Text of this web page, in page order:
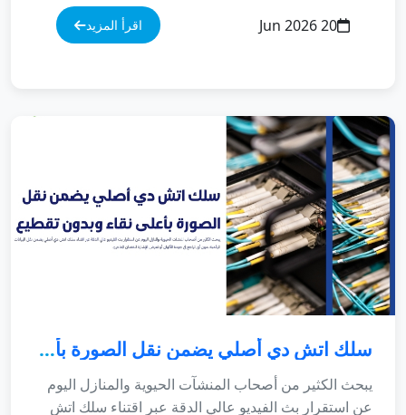
20 Jun 2026 اقرأ المزيد
سلك اتش دي أصلي يضمن نقل الصورة بأعلى نقاء وبدون تقطيع
يبحث الكثير من أصحاب المنشآت الحيوية والمنازل اليوم عن استقرار بث الفيديو عالي الدقة عبر اقتناء سلك اتش دي أصلي يضمن نقل البيانات الرقمية بدون أي تراجع في جودة الألوان أو تعرض الإشارة للفقدان المفاجئ. بناءً على ذلك، لم يعد توصيل أجهزة أرشفة المراقبة (NVR) أو شاشات العرض الرقمية يعتمد على الوصلات التقليدية الرديئة، بل صار يتطلب كابلات معزولة ومطابقة لأحدث المعايير الهندسية. علاوة على ذلك، فإن اعتمادك على خيار مدروس من فئة سلك اتش دي أصلي يضمن نقل الصورة بأعلى نقاء وبدون تقطيع يمنحك بثاً متواصلاً ومستقراً وميزة تشغيلية ممتازة لعرض لقطات الكاميرات والأجهزة بجودة عالية. من جهة أخرى، نلاحظ دائماً أن المسافات الطويلة بين أجهزة التسجيل وشاشات المراقبة الرئيسية تفرض تحديات هندسية بالغة التعقيد، حيث تتأثر الأسلاك العادية بالموجات الكهرومغناطيسية المحيطة بها وتسبب تقطيعاً مستمراً في الإشارة أو ظهور نويز (Noise) بَصَرّي مشوش. لذلك، يسعى هذا الدليل الشامل والمفصل إلى تفكيك المواصفات الفنية للكابلات الرقمية والإجابة عن كافة التساؤلات التشغيلية لمساعدتك في اتخاذ القرار الاستثماري الأصح. من واقع ممارستنا الطويلة في تأسيس البنية التحتية للأنظمة الأمنية وشبكات العرض الفاخرة، نجد أن التأسيس الصحيح للوصلات يحمي عتاد الأجهزة ويضمن معالجة ممتازة للبيانات لسنوات طويلة دون أعطال. أفضل مواصفات سلك اتش دي وكيفية اختيار الكابل الأنسب للمسافات البعيدة تتنوع الخيارات العتادية والموديلات المطروحة في الأسواق للوصلات الرقمية، حيث يتطلع العميل دائماً لمعرفة ما هو كابل HD؟ وكيف يمكن التفريق بين الفئات التجارية الرخيصة والقطع الأصلية القادرة على تمرير جودة الـ 4K والـ 8K دون مشكلات. بناءً على ذلك، يتطلب النجاح في بناء شبكة العرض والتحكم التعامل مع جهات هندسية متخصصة توفر كابلات محمية ومطابقة للمقاييس العالمية لحماية حسابك الاستثماري من الهدر المالي. علاوة على ذلك، فإن مرونة هذه التوصيات تمنحك القدرة على ربط الأجهزة المختلفة وعرض الكاميرات المنزلية بدقة متناهية. بناءً على ممارستنا الميدانية اليومية وتتبعنا لمتطلبات المشاريع، تتكامل التوصيلات الرقمية لتقديم حلول بث شاملة تشتمل على المسارات الفنية التالية: سلك اتش دي 4K الاحترافي: كابلات مصممة بنطاق ترددي عريض (Bandwidth) يصل إلى 18 جيجابت في الثانية أو أعلى، مما يضمن عرض لقطات الفيديو فائقة الوضوح بسلاسة مطلقة وبدون أي تأخير فني. سلك اتش دي طويل للمشاريع: فئات مخصصة تمتاز بأقطار نحاسية سميكة وعزل مزدوج من الألومنيوم، مما يسمح بسحب سلك اتش دي 10 متر أو تمديد سلك اتش دي 30 متر دون الحاجة لمرسلات إشارة إضافية. سلك اتش دي تايب سي (Type-C to HDMI): وصلات عصرية تتيح للمستخدمين ربط واستعراض سلك اتش دي من الجوال أو الأجهزة اللوحية الذكية مباشرة على الشاشات الكبيرة بمرونة فائقة وأمان تشغيلي كامل. لذلك، يمثل التخطيط الفني خطوة جوهرية للحصول على بث مستقر، ويتساءل البعض استهلاكياً حول هل سلك HDMI يدعم 4K؟ وتكمن الإجابة التقنية في أن الدعم يتوقف على إصدار الكابل (يفضل ألا يقل عن الإصدار HDMI 2.0 أو HDMI 2.1)؛ لضمان نقل معدل تحديث الصور (Refresh Rate) العالي. من جهة أخرى، نلاحظ أن التوجه للشراء العشوائي دون فحص مستويات العزل الداخلي يؤدي لتلف الأجهزة عند ارتفاع درجات الحرارة، وهو ما يجعل الاستعانة بالشركات الرسمية المعتمدة هو المسار الأصح والأكثر استدامة للمستقبل. المعايير الهندسية لعزل التوصيلات الرقمية وحمايتها من التداخل الكهرومغناطيسي لا تتوقف قوة كفاءة استخدام **سلك اتش دي** متطور عند حدود نقاء النحاس الداخلي فحسب، بل تمتد لتشمل الهندسة الهيكلية لطبقات العزل الخارجي؛ فالإشارات الرقمية الحساسة المارة عبر الكابلات تكون عرضة للتأثر بالمجالات الكهربائية الناتجة عن كابلات الطاقة المجاورة لها في مجاري التمديد (Conduits). بناءً على تحديثات البنية التحتية لعام 2026، فإن معالجة هذه المشكلة تتطلب الاعتماد على كابلات مزودة بتقنية العزل ثلاثي الطبقات (Triple Shielding) لمنع حدوث التقطيع اللحظي في الصورة والحفاظ على ثبات البث. وتتمثل أهم المواصفات الهندسية والآليات الواجب توافرها في الكابلات لضمان التشغيل المستقر في النقاط المتسلسلة التالية: مستويات النقاء النحاسي (Oxygen-Free Copper): استخدام موصلات نحاسية خالية من الأكسجين بنسبة تتجاوز 99%، مما يقلل من المقاومة الكهربائية للسلك ويمنع تراجع جودة الإشارة عبر المسافات البعيدة. المطلي بالذهب أو النيكل (Gold-Plated Connectors): حماية رؤوس الكابلات بطبقة من الذهب عيار 24 قيراط لمنع تآكل أو أكسدة الموصلات نتيجة الرطوبة العالية، ولضمان اتصال ميكانيكي محكم لا ينفصل. دعم بروتوكولات حماية المحتوى الرقمي (HDCP): توافق برمجيات السلك مع معايير حماية البث، مما يضمن عرض المحتوى المشفر وتوصيل المنظومات الأمنية دون ظهور شاشات سوداء أو رسائل خطأ برمجية. بناءً على ذلك، فإن التحقق من هذه التفاصيل الهندسية يحمي عتاد منشأتك ويضمن لك الحصول على بث حي يتسم بالثبات والنقاء الفني الاستثنائي. من جهة أخرى، يتساءل الكثير من العملاء تجارياً حول كم سعر سلك hd؟ وكم سعر كابل hd؟ في السوق؛ وتكمن الحقائق التقنية في أن التكلفة تتفاوت بناءً على طول السلك (مثل الفروقات بين الكابلات القصيرة وفئات سلك اتش دي طويل) ومستوى التشكيل الهيكلي له، حيث تظل التمديدات المعتمدة والمحمية هي الأعلى قيمة والأجدر بالاستثمار لحماية سلامة المنشآت بذكاء وبدون أي وعود مضللة. هل ترغب في تأسيس بنية تحتية حديدية وشبكات عرض أمنية متكاملة بالمنطقة الشرقية؟ نحن في شركة المختص نوفر لك حلولاً متكاملة تشمل توريد وتركيب كاميرات المراقبة وتمديد الشبكات والوصلات الاحترافية بأسعار تنافسية وضمان معتمد يحمي أمانك بالكامل. 💬 تواصل معنا الآن عبر الواتساب: 966568205426+ الهندسة التوزيعية للبنية التحتية وتأمين مسارات الكابلات الرقمية في المنشأة إن عملية التخطيط الهندسي وتوزيع مسارات التمديد لكابلات العرض وكاميرات المراقبة لا تقل أهمية أبداً عن جودة العتاد ذاته؛ فالتوزيع العشوائي يضع الأسلاك في مواجهة مباشرة مع عوامل التلف المادي أو التداخل الكهربائي. من واقع ممارستنا التطبيقية الممتدة، نجد أن معاينة المساحات وتحديد الأبعاد الدقيقة هو الأساس الذي تبنى عليه الاستراتيجيات الأمنية والتقنية الناجحة؛ حيث يجب تمرير الكابلات داخل قنوات معزولة ومحمية بالكامل لضمان استقرار تدفق البيانات الرقمية بدقة كاملة وبدون أي نقاط ضعف. ولضمان توازن الألوان ووضوح الرؤية التام للزوار، نستعرض معايير اختيار الأقطار والمسافات الهندسية الموضحة باللون الداكن المتباين في الجدول التالي: طول المسار المطلوب فئة وعيار السلك الموصى به (AWG) الهدف التقني والاستقرار الرقمي المستهدف المسافات القصيرة (من 1 إلى 3 متر) سلك قياسي عيار 30 AWG فائق المرونة والانسيابية. ربط غرف التحكم والشاشات القريبة بأجهزة التسجيل دون حيز مكاني ضخم. المسافات المتوسطة (من 5 إلى 10 متر) سلك معزول عيار 28 AWG يدعم نقل دقة 4K كاملة. تمديد التوصيلات للمكاتب الإدارية والشاشات الجدارية بثبات تام وبدون تقطيع. المسافات البعيدة (من 15 إلى 30 متر) سلك سميك عيار 24 AWG أو كابلات ألياف ضوئية نشطة (Active Optical). تغطية المساحات الشاسعة والمستودعات الكبيرة ونقل البيانات دون فقدان التزامن. من جهة أخرى، نلاحظ أن الأنظمة الاحترافية يتم دمجها بآليات حماية ميكانيكية متكاملة، مثل تمرير الكابلات داخل أنابيب PVC صلبة لحمايتها من القوارض وعوامل الرطوبة العالية، مما يضمن استمرارية بث البيانات دون تراجع. بناءً على ذلك، فإن السير وفق هذه المعايير المنهجية يوفر بيئة تشغيلية آمنة للمنشأة، ويمنحك السيطرة الكاملة على أمنك الرقمي من خلال عرض متواصل للقطات يتسم بالثبات والنقاء الهيكلي الاستثنائي أمام كافة المتغيرات الاقتصادية والبيئية. مقارنة هندسية وتطبيقية بين الكابلات النحاسية التقليدية وكابلات الألياف الضوئية (HDMI Fiber) عند التخطيط لتأسيس غرف المراقبة وعرض البيانات للمنشآت الكبرى، يقع المهندسون في حيرة فنية حول اختيار نوع الوسيط الناقل للإشارة؛ فالأجهزة تختلف هندسياً في طريقة معالجتها للمسافات البعيدة واستقرار نقل البيانات الرقمية لتفادي حدوث أي بطء أو تراجع في جودة بث الفيديو اللحظي عالي الوضوح. وينقسم التنفيذ في بيئات العمل والمباني المؤسسية إلى الخيارين التقنيين التاليين: أولاً: الكابلات النحاسية القياسية (Standard Copper HDMI) تعتمد هذه المنظومة التقليدية على تمرير الإشارات الرقمية عبر شعيرات من النحاس النقي المحمي بطبقات عزل متعددة. تمتاز هذه الكابلات بالتكلفة الاقتصادية والمرونة العالية وسهولة الصيانة والتركيب، مما يجعلها الخيار المثالي والأكثر شيوعاً للمسافات القصيرة والمتوسطة داخل المنازل والمكاتب الإدارية المعزولة؛ ولكن من ناحية أخرى، تنطوي على قيود فنية عند الحاجة للتمديد لمسافات تتجاوز 15 متراً، حيث تبدأ الإشارة في الضعف التدريجي وتتطلب استخدام مقويات إشارة خارجية مكلفة للحفاظ على ثبات العرض. ثانياً: كابلات الألياف الضوئية النشطة (Active Optical HDMI / AOC) تعتمد هذه التقنية الحديثة على تحويل الإشارات الكهربائية الرقمية إلى إشارات ضوئية يتم تمريرها بسرعة الضوء عبر شعيرات زجاجية دقيقة للغاية داخل السلك. تمتاز هذه المنظومة بالقدرة المطلقة على نقل البيانات لمسافات شاسعة تصل إلى 100 متر وأكثر دون أي فقدان في الجودة وبدون أي تقطيع فني نهائياً، فضلاً عن حصانتها الكاملة ضد التداخلات المغناطيسية، مما يجعلها الخيار الأول والأساسي لتأمين مصانع الجبيل، ومستودعات الدمام، والمشاريع الكبرى بالمنطقة الشرقية لعام 2026. نبذة عن شركة المختص لحلول الأنظمة الأمنية المتكاملة بالمنطقة الشرقية إذا كنت تطمح إلى بناء منظومة حماية حديدية وانتقال حقيقي نحو البيئات الرقمية الآمنة والمعتمدة على الفهم الهندسي والتقني المتقدم للأنظمة الذكية، فإن شركة المختص لأنظمة الأمن والحماية هي شريكك الاستراتيجي والأفضل بالمملكة العربية السعودية الرائدة في تركيب كاميرات المراقبة وأنظمة الأمان المتكاملة بخبرة طويلة تمتد لسنوات. نحن نقدم حلولاً متكاملة وشاملة تشمل: تركيب كاميرات مراقبة داخلية وخارجية بجودة عالية، أنظمة إنذار متطورة ضد السرقة والحريق، أنظمة التحكم في الدخول (Access Control)، أجهزة البصمة والحضور والانصراف، شبكات المراقبة وربط الكاميرات بالجوال، بالإضافة إلى صيانة وتحديث الأنظمة الأمنية القائمة بكفاءة تامة. نحن نغطي كافة المدن الرئيسية والفرعية في المنطقة الشرقية بأسرع وقت وبأفضل جودة تنفيذ، ومن أبرزها: الدمام، الخبر، الظهران، الجبيل، الأحساء (الهفوف والمبرز)، القطيف، رأس تنورة، الخفجي، بقيق، النعيرية، قرية العليا، حفر الباطن، صفوى، سيهات، عنك، الجش، وتاروت، لنصل إليك أينما كنت لضمان أمانك المطلق لعام 2026. قسم الأسئلة الشائعة (FAQs) المتخصصة في التوصيلات الرقمية والسيو (معدل الألوان) س: ما هو كابل HD وكيف يضمن نقل الصورة بأعلى نقاء؟ ج: كابل HD (أو كابل HDMI) هو الواجهة الرقمية الموحدة لنقل بيانات الفيديو غير المضغوطة والصوت الرقمي المتزامن بسرعات فائقة من أجهزة البث والتسجيل إلى الشاشات؛ ويضمن النقاء المطلق بفضل اعتماده على النحاس النقي الخالي من الأكسجين وطبقات العزل الكثيفة لمنع التداخلات اللحظية. س: كم سعر سلك hd وكم سعر كابل hd في السعودية اليوم؟ ج: تتفاوت التكلفة الإجمالية للكابلات بناءً على معايير الجودة والإصدار وطول المسار المطلوبة للمشروع (مثل الفروقات بين الوصلات القصيرة وفئات 10 متر أو 30 متر)؛ وتتوفر خيارات اقتصادية ممتازة للاستخدامات الشخصية، بينما توفر الشركات الهندسية ا